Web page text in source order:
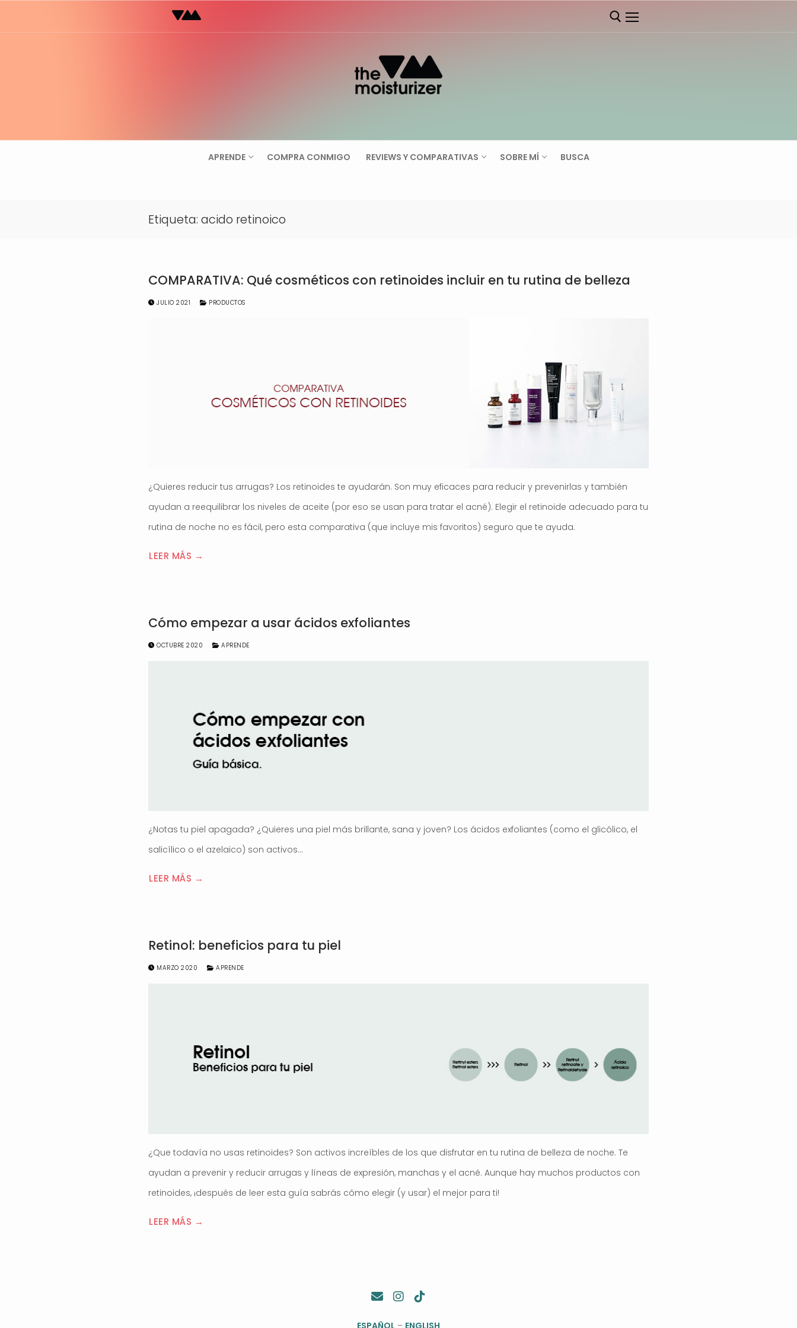
al
APRENDE COMPRA CONMIGO REVIEWS Y COMPARATIVAS SOBRE MÍ BUSCA
Etiqueta: acido retinoico
COMPARATIVA: Qué cosméticos con retinoides incluir en tu rutina de belleza
JULIO 2021 PRODUCTOS
¿Quieres reducir tus arrugas? Los retinoides te ayudarán. Son muy eficaces para reducir y prevenirlas y también
ayudan a reequilibrar los niveles de aceite (por eso se usan para tratar el acné). Elegir el retinoide adecuado para tu
rutina de noche no es fácil, pero esta comparativa (que incluye mis favoritos) seguro que te ayuda.
LEER MÁS →
Cómo empezar a usar ácidos exfoliantes
OCTUBRE 2020 APRENDE
¿Notas tu piel apagada? ¿Quieres una piel más brillante, sana y joven? Los ácidos exfoliantes (como el glicólico, el
salicílico o el azelaico) son activos…
LEER MÁS →
Retinol: beneficios para tu piel
MARZO 2020 APRENDE
¿Que todavía no usas retinoides? Son activos increíbles de los que disfrutar en tu rutina de belleza de noche. Te
ayudan a prevenir y reducir arrugas y líneas de expresión, manchas y el acné. Aunque hay muchos productos con
retinoides, ¡después de leer esta guía sabrás cómo elegir (y usar) el mejor para ti!
LEER MÁS →